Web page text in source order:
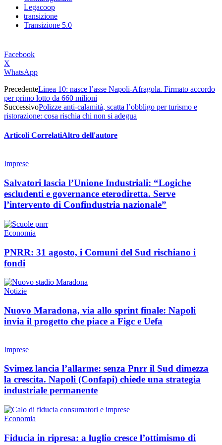
Legacoop
transizione
Transizione 5.0
Facebook
X
WhatsApp
PrecedenteLinea 10: nasce l’asse Napoli-Afragola. Firmato accordo
per primo lotto da 660 milioni
SuccessivoPolizze anti‑calamità, scatta l’obbligo per turismo e
ristorazione: cosa rischia chi non si adegua
Articoli CorrelatiAltro dell'autore
Imprese
Salvatori lascia l’Unione Industriali: “Logiche
escludenti e governance eterodiretta. Serve
l’intervento di Confindustria nazionale”
Economia
PNRR: 31 agosto, i Comuni del Sud rischiano i
fondi
Notizie
Nuovo Maradona, via allo sprint finale: Napoli
invia il progetto che piace a Figc e Uefa
Imprese
Svimez lancia l’allarme: senza Pnrr il Sud dimezza
la crescita. Napoli (Confapi) chiede una strategia
industriale permanente
Economia
Fiducia in ripresa: a luglio cresce l’ottimismo di